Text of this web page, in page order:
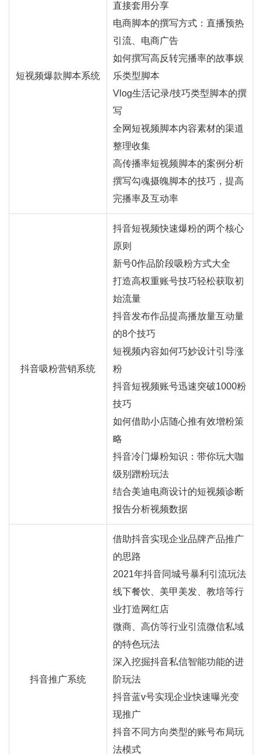
短视频爆款脚本系统
直接套用分享
电商脚本的撰写方式： 直播预热
引流、电商广告
如何撰写高反转完播率的故事娱
乐类型脚本
Vlog生活记录/技巧类型脚本的撰
写
全网短视频脚本内容素材的渠道
整理收集
高传播率短视频脚本的案例分析
撰写勾魂摄魄脚本的技巧，提高
完播率及互动率
抖音吸粉营销系统
抖音短视频快速爆粉的两个核心
原则
新号0作品阶段吸粉方式大全
打造高权重账号技巧轻松获取初
始流量
抖音发布作品提高播放量互动量
的8个技巧
短视频内容如何巧妙设计引导涨
粉
抖音短视频账号迅速突破1000粉
技巧
如何借助小店随心推有效增粉策
略
抖音冷门爆粉知识：带你玩大咖
级别蹭粉玩法
结合美迪电商设计的短视频诊断
报告分析视频数据
抖音推广系统
借助抖音实现企业品牌产品推广
的思路
2021年抖音同城号暴利引流玩法
线下餐饮、美甲美发、教培等行
业打造网红店
微商、高仿等行业引流微信私域
的特色玩法
深入挖掘抖音私信智能功能的进
阶玩法
抖音蓝v号实现企业快速曝光变
现推广
抖音不同方向类型的账号布局玩
法模式